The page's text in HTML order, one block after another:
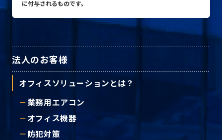
© ACN Inc.
に付与されるものです。
法人のお客様
オフィスソリューションとは？
業務用エアコン
オフィス機器
防犯対策